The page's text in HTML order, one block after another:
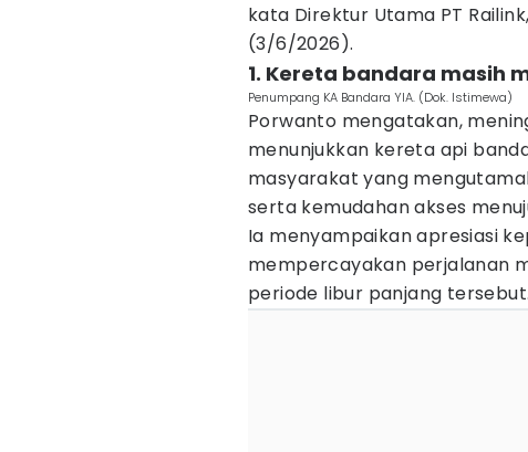
kata Direktur Utama PT
(3/6/2026).
1. Kereta bandara masih
Penumpang KA Bandara YIA. (Dok. Istimewa)
Porwanto mengatakan,
menunjukkan kereta api
masyarakat yang
serta kemudahan akses
Ia menyampaikan apresiasi
mempercayakan perjalanan
periode libur panjang tersebut.